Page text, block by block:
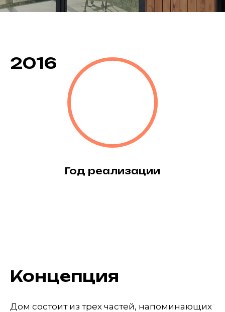
2016
Год реализации
Концепция
Дом состоит из трех частей, напоминающих